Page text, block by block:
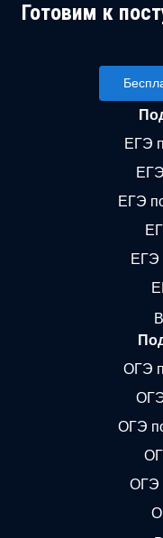
Готовим к
ЕГЭ
ЕГЭ
ЕГЭ
ОГЭ
ОГЭ
ОГЭ